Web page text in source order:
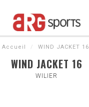
Accueil / WIND JACKET 16
WIND JACKET 16
WILIER